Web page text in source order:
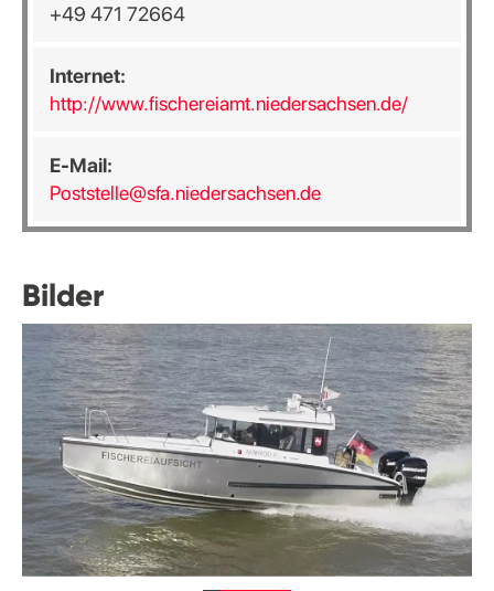
+49 471 72664
Internet:
http://www.fischereiamt.niedersachsen.de/
E-Mail:
Poststelle@sfa.niedersachsen.de
Bilder